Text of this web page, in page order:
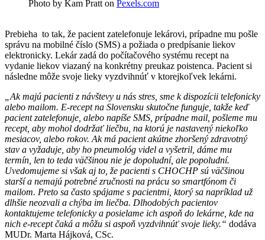
Photo by Kam Pratt on Pexels.com
Prebieha to tak, že pacient zatelefonuje lekárovi, prípadne mu pošle
správu na mobilné číslo (SMS) a požiada o predpísanie liekov
elektronicky. Lekár zadá do počítačového systému recept na
vydanie liekov viazaný na konkrétny preukaz poistenca. Pacient si
následne môže svoje lieky vyzdvihnúť v ktorejkoľvek lekárni.
„Ak majú pacienti z návštevy u nás stres, sme k dispozícii telefonicky
alebo mailom. E-recept na Slovensku skutočne funguje, takže keď
pacient zatelefonuje, alebo napíše SMS, prípadne mail, pošleme mu
recept, aby mohol dodržať liečbu, na ktorú je nastavený niekoľko
mesiacov, alebo rokov. Ak má pacient akútne zhoršený zdravotný
stav a vyžaduje, aby ho pneumológ videl a vyšetril, dáme mu
termín, len to teda väčšinou nie je dopoludní, ale popoludní.
Uvedomujeme si však aj to, že pacienti s CHOCHP sú väčšinou
starší a nemajú potrebné zručnosti na prácu so smartfónom či
mailom. Preto sa často spájame s pacientmi, ktorý sa napríklad už
dlhšie neozvali a chýba im liečba. Dlhodobých pacientov
kontaktujeme telefonicky a posielame ich aspoň do lekárne, kde na
nich e-recept čaká a môžu si aspoň vyzdvihnúť svoje lieky.“ dodáva
MUDr. Marta Hájková, CSc.